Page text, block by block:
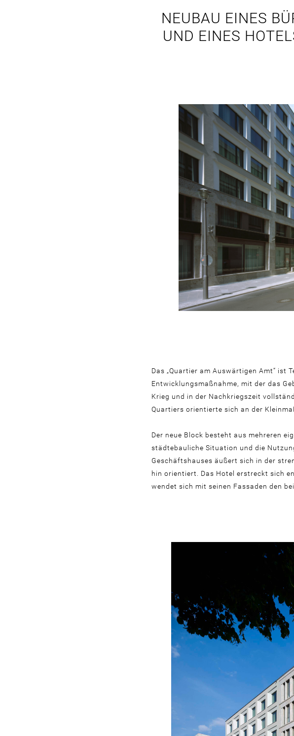
NEUBAU EINES
UND EINES
Das „Quartier am Auswärtigen Amt“ ist
Entwicklungsmaßnahme, mit der das
Krieg und in der Nachkriegszeit
Quartiers orientierte sich an der
Der neue Block besteht aus mehreren
städtebauliche Situation und die
Geschäftshauses äußert sich in der
hin orientiert. Das Hotel erstreckt sich
wendet sich mit seinen Fassaden den